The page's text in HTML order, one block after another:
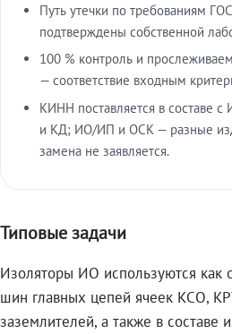
Путь утечки по требованиям
подтверждены собственной
100 % контроль и
— соответствие входным
КИНН поставляется в составе с
и КД; ИО/ИП и ОСК — разные
замена не заявляется.
Типовые задачи
Изоляторы ИО используются как
шин главных цепей ячеек КСО,
заземлителей, а также в составе